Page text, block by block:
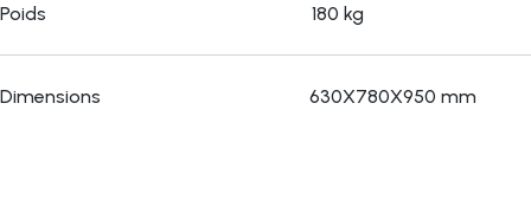
Poids 180 kg
Dimensions 630X780X950 mm